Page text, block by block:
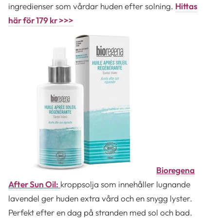
ingredienser som vårdar huden efter solning. Hittas
här för 179 kr >>>
Bioregena
After Sun Oil: kroppsolja som innehåller lugnande
lavendel ger huden extra vård och en snygg lyster.
Perfekt efter en dag på stranden med sol och bad.